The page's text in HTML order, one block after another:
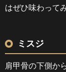
はぜひ味わって
ミスジ
肩甲骨の下側か